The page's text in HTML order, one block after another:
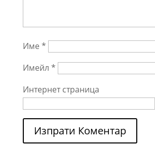
Име *
Имейл *
Интернет страница